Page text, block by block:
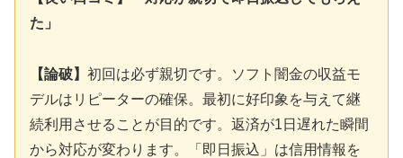
た」
【論破】 初回は必ず親切です。ソフト闇金の収益モ
デルはリピーターの確保。最初に好印象を与えて継
続利用させることが目的です。返済が1日遅れた瞬間
から対応が変わります。「即日振込」は信用情報を